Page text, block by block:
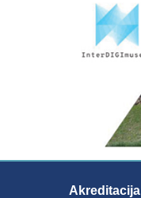
Akreditacija